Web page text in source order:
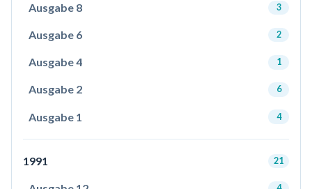
Ausgabe 8 3
Ausgabe 6 2
Ausgabe 4 1
Ausgabe 2 6
Ausgabe 1 4
1991 21